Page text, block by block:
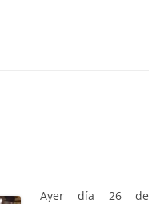
Ayer día 26 de